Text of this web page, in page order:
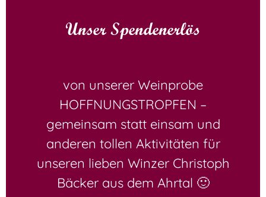
Unser Spendenerlös
von unserer Weinprobe
HOFFNUNGSTROPFEN –
gemeinsam statt einsam und
anderen tollen Aktivitäten für
unseren lieben Winzer Christoph
Bäcker aus dem Ahrtal 🙂